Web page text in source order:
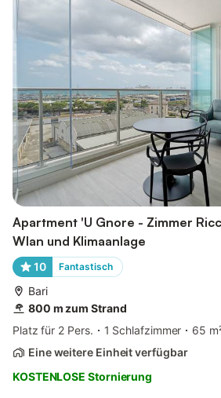
Apartment 'U Gnore - Zimmer
Wlan und Klimaanlage
10 Fantastisch
Bari
800 m zum Strand
Platz für 2 Pers.
1 Schlafzimmer
65
Eine weitere Einheit verfügbar
KOSTENLOSE Stornierung